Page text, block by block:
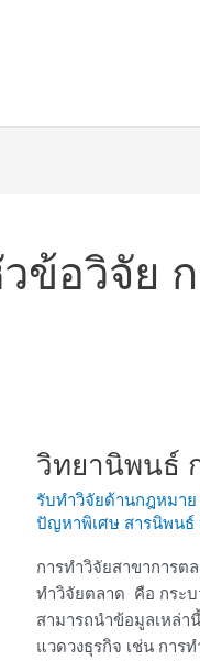
ข้อวิจัย
วิทยานิพนธ์
รับทำวิจัยด้านกฎหมา
ปัญหาพิเศษ สารนิพนธ์
การทำวิจัยสาขาการ
ทำวิจัยตลาด คือ กระบ
สามารถนำข้อมูลเหล่า
แวดวงธุรกิจ เช่น การ
วิทยานิพนธ์
ตลาด